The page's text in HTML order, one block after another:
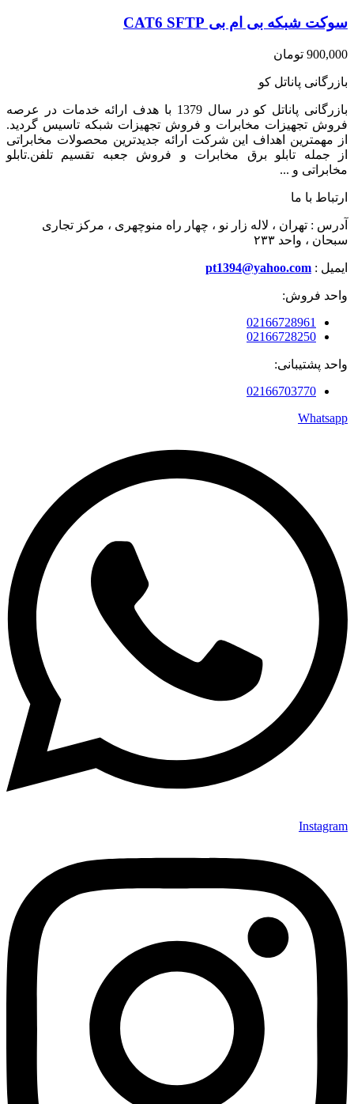
سوکت شبکه بی ام بی CAT6 SFTP
900,000 تومان
بازرگانی پاناتل کو
بازرگانی پاناتل کو در سال 1379 با هدف ارائه خدمات در عرصه
فروش تجهیزات مخابرات و فروش تجهیزات شبکه تاسیس گردید.
از مهمترین اهداف این شرکت ارائه جدیدترین محصولات مخابراتی
از جمله تابلو برق مخابرات و فروش جعبه تقسیم تلفن.تابلو
مخابراتی و ...
ارتباط با ما
آدرس : تهران ، لاله زار نو ، چهار راه منوچهری ، مرکز تجاری
سبحان ، واحد ۲۳۳
ایمیل : pt1394@yahoo.com
واحد فروش:
02166728961
02166728250
واحد پشتیبانی:
02166703770
Whatsapp
Instagram